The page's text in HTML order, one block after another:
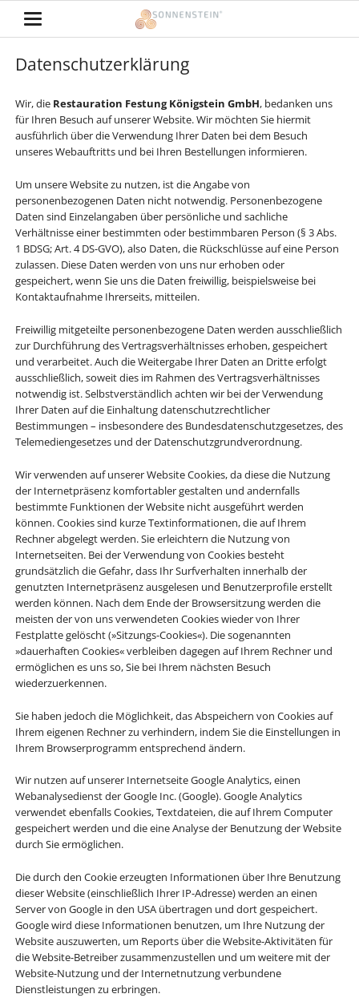
Datenschutzerklärung
Wir, die Restauration Festung Königstein GmbH, bedanken uns
für Ihren Besuch auf unserer Website. Wir möchten Sie hiermit
ausführlich über die Verwendung Ihrer Daten bei dem Besuch
unseres Webauftritts und bei Ihren Bestellungen informieren.
Um unsere Website zu nutzen, ist die Angabe von
personenbezogenen Daten nicht notwendig. Personenbezogene
Daten sind Einzelangaben über persönliche und sachliche
Verhältnisse einer bestimmten oder bestimmbaren Person (§ 3 Abs.
1 BDSG; Art. 4 DS-GVO), also Daten, die Rückschlüsse auf eine Person
zulassen. Diese Daten werden von uns nur erhoben oder
gespeichert, wenn Sie uns die Daten freiwillig, beispielsweise bei
Kontaktaufnahme Ihrerseits, mitteilen.
Freiwillig mitgeteilte personenbezogene Daten werden ausschließlich
zur Durchführung des Vertragsverhältnisses erhoben, gespeichert
und verarbeitet. Auch die Weitergabe Ihrer Daten an Dritte erfolgt
ausschließlich, soweit dies im Rahmen des Vertragsverhältnisses
notwendig ist. Selbstverständlich achten wir bei der Verwendung
Ihrer Daten auf die Einhaltung datenschutzrechtlicher
Bestimmungen – insbesondere des Bundesdatenschutzgesetzes, des
Telemediengesetzes und der Datenschutzgrundverordnung.
Wir verwenden auf unserer Website Cookies, da diese die Nutzung
der Internetpräsenz komfortabler gestalten und andernfalls
bestimmte Funktionen der Website nicht ausgeführt werden
können. Cookies sind kurze Textinformationen, die auf Ihrem
Rechner abgelegt werden. Sie erleichtern die Nutzung von
Internetseiten. Bei der Verwendung von Cookies besteht
grundsätzlich die Gefahr, dass Ihr Surfverhalten innerhalb der
genutzten Internetpräsenz ausgelesen und Benutzerprofile erstellt
werden können. Nach dem Ende der Browsersitzung werden die
meisten der von uns verwendeten Cookies wieder von Ihrer
Festplatte gelöscht (»Sitzungs-Cookies«). Die sogenannten
»dauerhaften Cookies« verbleiben dagegen auf Ihrem Rechner und
ermöglichen es uns so, Sie bei Ihrem nächsten Besuch
wiederzuerkennen.
Sie haben jedoch die Möglichkeit, das Abspeichern von Cookies auf
Ihrem eigenen Rechner zu verhindern, indem Sie die Einstellungen in
Ihrem Browserprogramm entsprechend ändern.
Wir nutzen auf unserer Internetseite Google Analytics, einen
Webanalysedienst der Google Inc. (Google). Google Analytics
verwendet ebenfalls Cookies, Textdateien, die auf Ihrem Computer
gespeichert werden und die eine Analyse der Benutzung der Website
durch Sie ermöglichen.
Die durch den Cookie erzeugten Informationen über Ihre Benutzung
dieser Website (einschließlich Ihrer IP-Adresse) werden an einen
Server von Google in den USA übertragen und dort gespeichert.
Google wird diese Informationen benutzen, um Ihre Nutzung der
Website auszuwerten, um Reports über die Website-Aktivitäten für
die Website-Betreiber zusammenzustellen und um weitere mit der
Website-Nutzung und der Internetnutzung verbundene
Dienstleistungen zu erbringen.